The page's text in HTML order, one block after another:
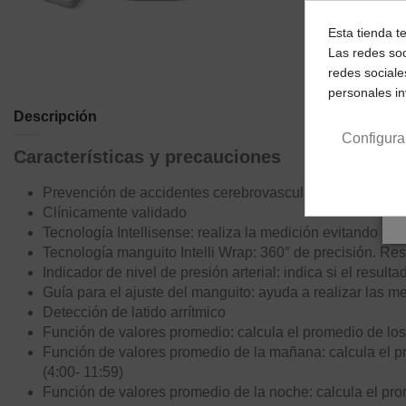
Descripción
Características y precauciones
Prevención de accidentes cerebrovasculares: ayuda a
Clínicamente validado
Tecnología Intellisense: realiza la medición evitando la
Tecnología manguito Intelli Wrap: 360° de precisión.
Indicador de nivel de presión arterial: indica si el
Guía para el ajuste del manguito: ayuda a realizar las
Detección de latido arrítmico
Función de valores promedio: calcula el promedio de
Función de valores promedio de la mañana: calcula el
(4:00- 11:59)
Función de valores promedio de la noche: calcula el
Esta tienda
Las redes
redes
personales